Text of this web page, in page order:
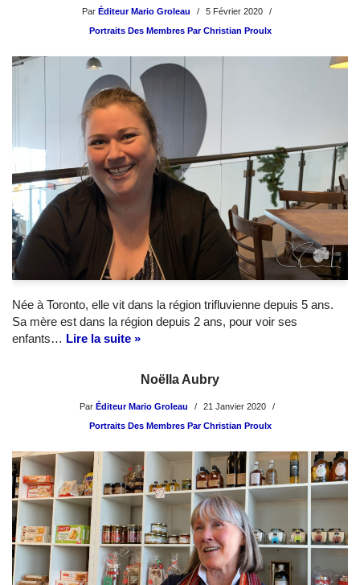
Par Éditeur Mario Groleau
5 Février 2020
Portraits Des Membres Par Christian Proulx
Née à Toronto, elle vit dans la région trifluvienne depuis 5 ans.
Sa mère est dans la région depuis 2 ans, pour voir ses
enfants… Lire la suite »
Noëlla Aubry
Par Éditeur Mario Groleau
21 Janvier 2020
Portraits Des Membres Par Christian Proulx